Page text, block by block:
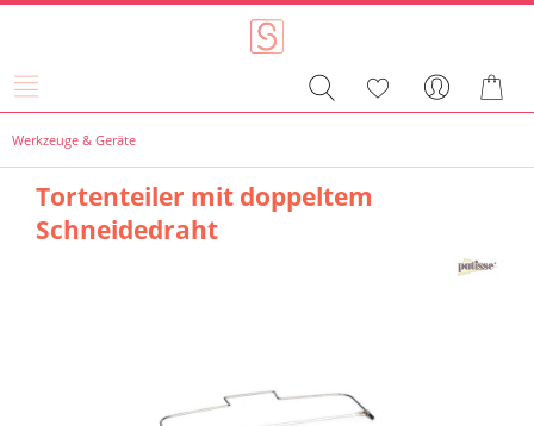
Werkzeuge & Geräte
Tortenteiler mit doppeltem
Schneidedraht